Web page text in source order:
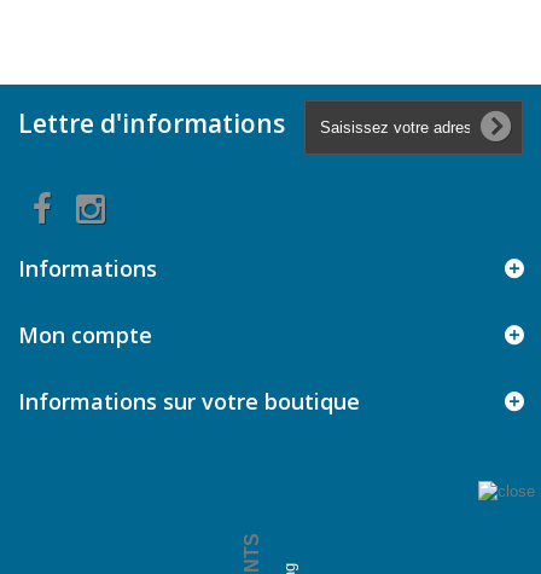
Lettre d'informations
Informations
Mon compte
Informations sur votre boutique